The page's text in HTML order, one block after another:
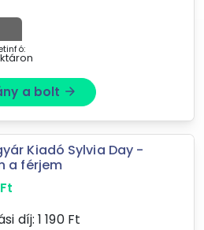
a bolt arrow_forward
Kiadó Sylvia Day -
a férjem
Ft
díj: 1 190Ft